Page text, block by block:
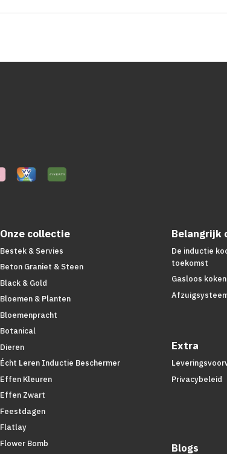
Onze collectie
Bestek & Servies
Beton Graniet & Steen
Black & Gold
Bloemen & Planten
Bloemenpracht
Botanical
Dieren
Écht Leren Inductie Beschermer
Effen Kleuren
Effen Zwart
Feestdagen
Flatlay
Flower Bomb
Belangrijk
De inductie
toekomst
Gasloos koken
Extra
Privacybeleid
Blogs